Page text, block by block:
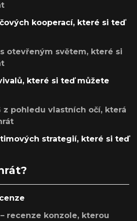
kooperací, které si teď
otevřeným světem, které si
které si teď můžete
z pohledu vlastních očí, která
strategií, které si teď
recenze konzole, kterou